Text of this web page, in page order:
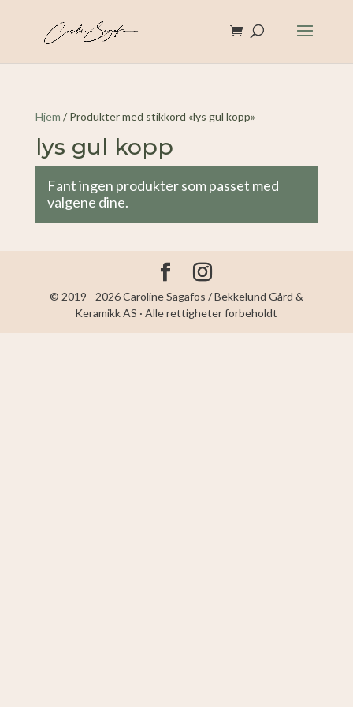
Hjem / Produkter med stikkord «lys gul kopp»
lys gul kopp
Fant ingen produkter som passet med
valgene dine.
© 2019 - 2026 Caroline Sagafos / Bekkelund Gård &
Keramikk AS · Alle rettigheter forbeholdt